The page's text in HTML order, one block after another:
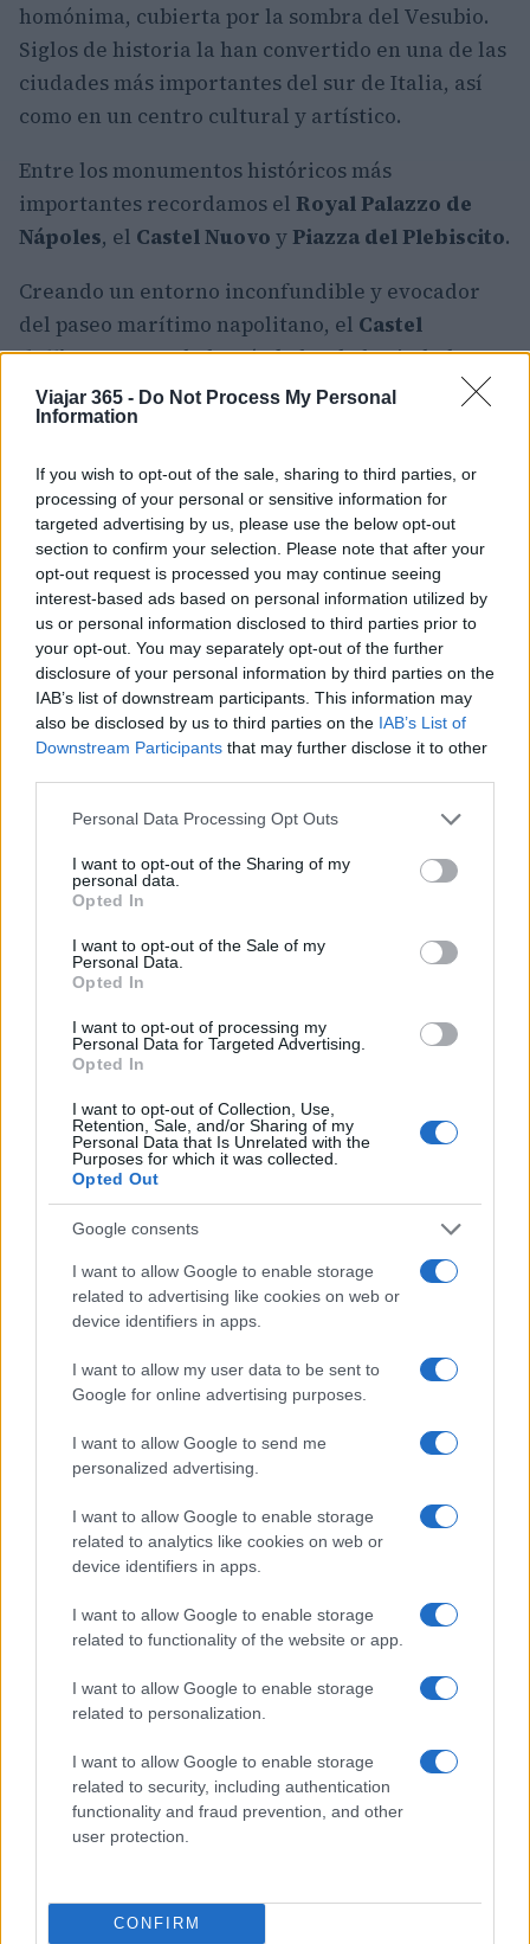
Viajar 365 - Do Not Process My Personal
Information
If you wish to opt-out of the sale, sharing to third parties, or
processing of your personal or sensitive information for
targeted advertising by us, please use the below opt-out
section to confirm your selection. Please note that after your
opt-out request is processed you may continue seeing
interest-based ads based on personal information utilized by
us or personal information disclosed to third parties prior to
your opt-out. You may separately opt-out of the further
disclosure of your personal information by third parties on the
IAB’s list of downstream participants. This information may
also be disclosed by us to third parties on the IAB’s List of
Downstream Participants that may further disclose it to other
Please note that this website/app uses one or more Google
not limited to your visit or usage behaviour. You may click to
grant or deny consent to Google and its third-party tags to
use your data for below specified purposes in below Google
consent section.
Personal Data Processing Opt Outs
I want to opt-out of the Sharing of my
personal data.
Opted In
I want to opt-out of the Sale of my
Personal Data.
Opted In
I want to opt-out of processing my
Personal Data for Targeted Advertising.
Opted In
I want to opt-out of Collection, Use,
Retention, Sale, and/or Sharing of my
Personal Data that Is Unrelated with the
Purposes for which it was collected.
Opted Out
Google consents
I want to allow Google to enable storage
related to advertising like cookies on web or
device identifiers in apps.
I want to allow my user data to be sent to
Google for online advertising purposes.
I want to allow Google to send me
personalized advertising.
I want to allow Google to enable storage
related to analytics like cookies on web or
device identifiers in apps.
I want to allow Google to enable storage
related to functionality of the website or app.
I want to allow Google to enable storage
related to personalization.
I want to allow Google to enable storage
related to security, including authentication
functionality and fraud prevention, and other
user protection.
CONFIRM
homónima, cubierta por la sombra del Vesubio.
Siglos de historia la han convertido en una de las
ciudades más importantes del sur de Italia, así
como en un centro cultural y artístico.
Entre los monumentos históricos más
importantes recordamos el Royal Palazzo de
Nápoles, el Castel Nuovo y Piazza del Plebiscito.
Creando un entorno inconfundible y evocador
del paseo marítimo napolitano, el Castel
dell’Ovoes uno de los símbolos de la ciudad,
junto con la Galleria Umberto Ien via Toledo.
AUTOR
Redacción Viajar365.com
Sigue leyendo
EUROPA
Explora Journeys presenta el Explora III, el crucero
de lujo propulsado por GNL
Lucía Marín · 6 Ago 2026
EUROPA